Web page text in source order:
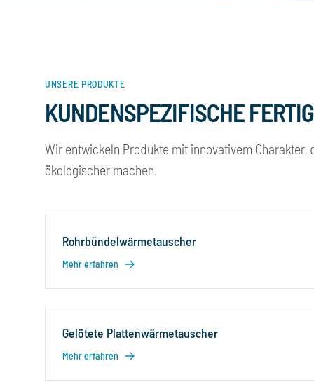
UNSERE PRODUKTE
KUNDENSPEZIFISCHE
Wir entwickeln Produkte mit innovativem
ökologischer machen.
Rohrbündelwärmetauscher
Mehr erfahren
Gelötete Plattenwärmetauscher
Mehr erfahren